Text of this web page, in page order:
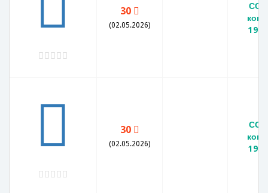
30
(02.05.2026)
30
(02.05.2026)